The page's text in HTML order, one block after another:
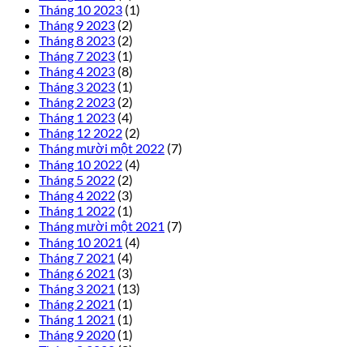
Tháng 10 2023 (1)
Tháng 9 2023 (2)
Tháng 8 2023 (2)
Tháng 7 2023 (1)
Tháng 4 2023 (8)
Tháng 3 2023 (1)
Tháng 2 2023 (2)
Tháng 1 2023 (4)
Tháng 12 2022 (2)
Tháng mười một 2022 (7)
Tháng 10 2022 (4)
Tháng 5 2022 (2)
Tháng 4 2022 (3)
Tháng 1 2022 (1)
Tháng mười một 2021 (7)
Tháng 10 2021 (4)
Tháng 7 2021 (4)
Tháng 6 2021 (3)
Tháng 3 2021 (13)
Tháng 2 2021 (1)
Tháng 1 2021 (1)
Tháng 9 2020 (1)